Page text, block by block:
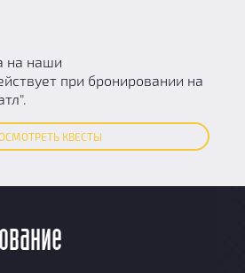
на наши
при бронировании на
КВЕСТЫ